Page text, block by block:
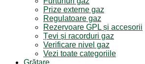
Prize externe gaz
Regulatoare gaz
Rezervoare GPL și accesorii
Țevi și racorduri gaz
Verificare nivel gaz
Vezi toate categoriile
Grătare